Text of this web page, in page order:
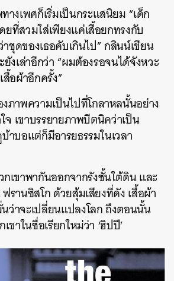
างเพศก็เริ่มเป็นกระแสนิยม “เด็ก
ยที่สวมใส่เพียงแค่เสื้อยกทรงกับ
าชุดของเธอคับเกินไป” กลินน์เขียน
งเล่าอีกว่า “ผมต้องรอจนได้จังหวะ
อผ้าอีกครั้ง”
ภาพความเป็นไปที่โกลาหลนั้นอย่าง
จ เขาบรรยายภาพบีตนิคว่าเป็น
าบอแต่ก็มีอารยธรรมในเวลา
เขาพากันออกจากรังชั้นใต้ดิน และ
านซิสโก ด้วยสุ้มเสียงที่ดัง เสื้อผ้า
ว่าจะเปลี่ยนแปลงโลก ถึงตอนนั้น
ขาในชื่อเรียกใหม่ว่า ‘ฮิปปี’